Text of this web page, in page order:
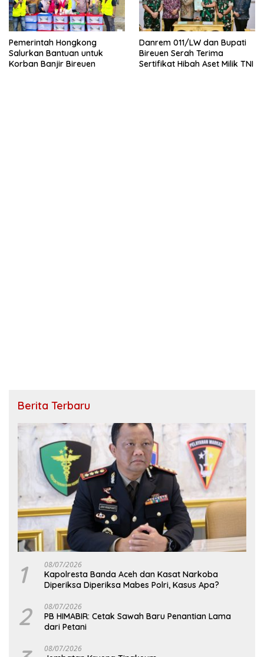
Pemerintah Hongkong
Salurkan Bantuan untuk
Korban Banjir Bireuen
Danrem 011/LW dan Bupati
Bireuen Serah Terima
Sertifikat Hibah Aset Milik TNI
Berita Terbaru
1 08/07/2026
Kapolresta Banda Aceh dan Kasat Narkoba
Diperiksa Diperiksa Mabes Polri, Kasus Apa?
2 08/07/2026
PB HIMABIR: Cetak Sawah Baru Penantian Lama
dari Petani
08/07/2026